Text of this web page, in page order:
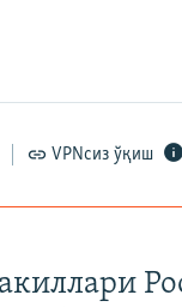
VPNсиз ўқиш